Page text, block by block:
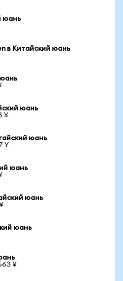
юань
в Китайский юань
юань
¥
юань
¥
юань
юань
юань
¥